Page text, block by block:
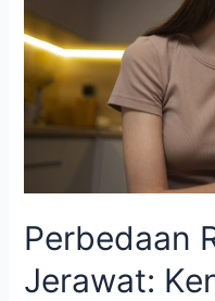
Perbedaan
Jerawat: